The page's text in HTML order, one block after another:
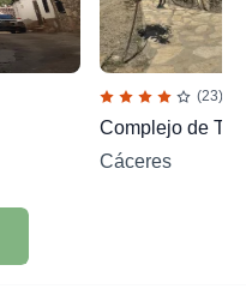
(23)
Complejo de
Cáceres